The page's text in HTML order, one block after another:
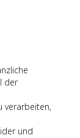
der
verarbeiten,
und